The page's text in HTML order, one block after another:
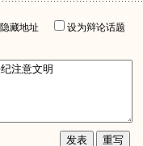
隐藏地址
设为辩论话题